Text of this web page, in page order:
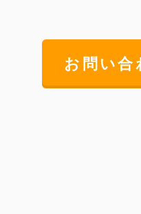
お問い合